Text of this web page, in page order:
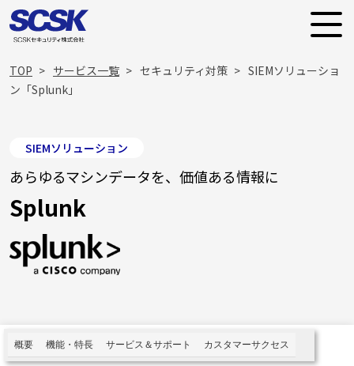
TOP サービス一覧 セキュリティ対策
SIEMソリューショ
ン「Splunk」
SIEMソリューション
あらゆるマシンデータを、価値ある情報に
Splunk
概要​ 機能・特長 サービス＆サポート カスタマーサクセス​